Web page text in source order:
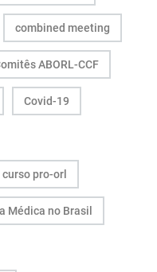
combined meeting
ABORL-CCF
Covid-19
curso pro-orl
Médica no Brasil